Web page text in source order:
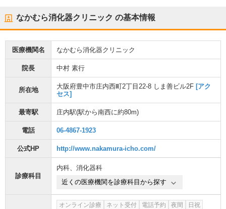
なかむら消化器クリニック の基本情報
医療機関名 なかむら消化器クリニック
院長 中村 素行
所在地 大阪府豊中市庄内西町2丁目22-8 しま善ビル2F [アク
セス]
最寄駅 庄内駅(駅から南西に約80m)
電話 06-4867-1923
公式HP http://www.nakamura-icho.com/
診療科目
内科、 消化器科
近くの医療機関を診療科目から探す
オンライン診療 ネット受付 電話予約 夜間
日祝